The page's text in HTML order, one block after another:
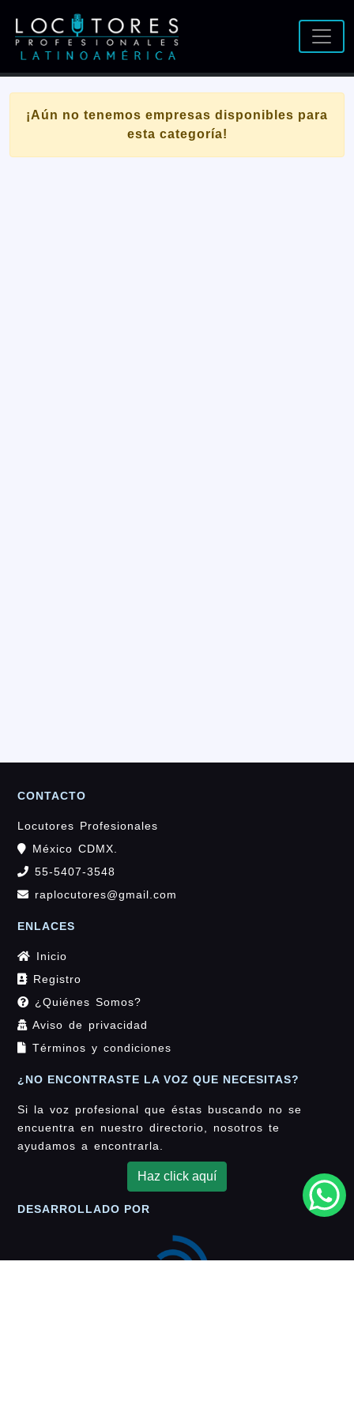
¡Aún no tenemos empresas disponibles para
esta categoría!
CONTACTO
Locutores Profesionales
México CDMX.
55-5407-3548
raplocutores@gmail.com
ENLACES
Inicio
Registro
¿Quiénes Somos?
Aviso de privacidad
Términos y condiciones
¿NO ENCONTRASTE LA VOZ QUE NECESITAS?
Si la voz profesional que éstas buscando no se
encuentra en nuestro directorio, nosotros te
ayudamos a encontrarla.
Haz click aquí
DESARROLLADO POR